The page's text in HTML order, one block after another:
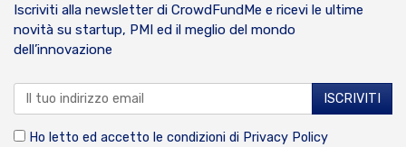
Iscriviti alla newsletter di CrowdFundMe e ricevi le ultime
novità su startup, PMI ed il meglio del mondo
dell’innovazione
Ho letto ed accetto le condizioni di Privacy Policy